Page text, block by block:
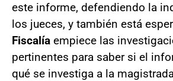
este informe, defendiendo la
los jueces, y también está
Fiscalía empiece las
pertinentes para saber si el
qué se investiga a la